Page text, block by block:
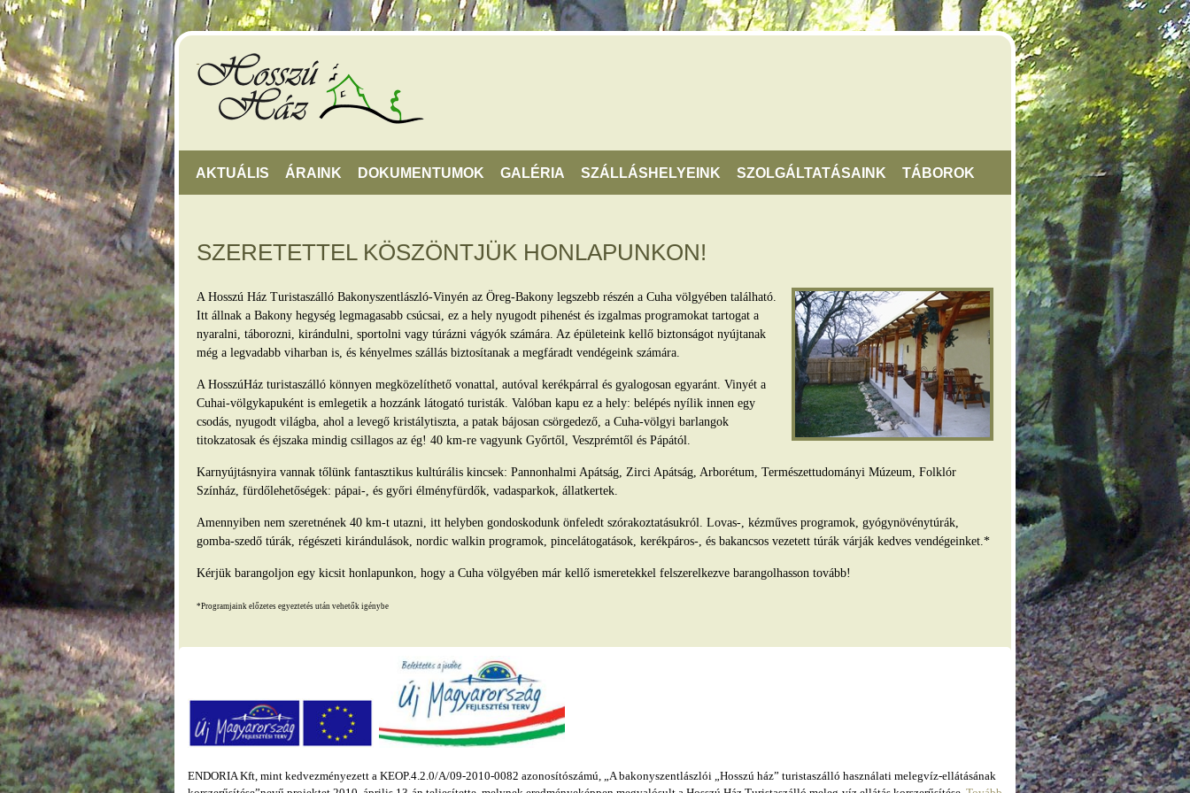
AKTUÁLIS ÁRAINK DOKUMENTUMOK GALÉRIA SZÁLLÁSHELYEINK SZOLGÁLTATÁSAINK TÁBOROK
SZERETETTEL KÖSZÖNTJÜK HONLAPUNKON!
A Hosszú Ház Turistaszálló Bakonyszentlászló-Vinyén az Öreg-Bakony legszebb részén a Cuha völgyében található.
Itt állnak a Bakony hegység legmagasabb csúcsai, ez a hely nyugodt pihenést és izgalmas programokat tartogat a
nyaralni, táborozni, kirándulni, sportolni vagy túrázni vágyók számára. Az épületeink kellő biztonságot nyújtanak
még a legvadabb viharban is, és kényelmes szállás biztosítanak a megfáradt vendégeink számára.
A HosszúHáz turistaszálló könnyen megközelíthető vonattal, autóval kerékpárral és gyalogosan egyaránt. Vinyét a
Cuhai-völgykapuként is emlegetik a hozzánk látogató turisták. Valóban kapu ez a hely: belépés nyílik innen egy
csodás, nyugodt világba, ahol a levegő kristálytiszta, a patak bájosan csörgedező, a Cuha-völgyi barlangok
titokzatosak és éjszaka mindig csillagos az ég! 40 km-re vagyunk Győrtől, Veszprémtől és Pápától.
Karnyújtásnyira vannak tőlünk fantasztikus kultúrális kincsek: Pannonhalmi Apátság, Zirci Apátság, Arborétum, Természettudományi Múzeum, Folklór
Színház, fürdőlehetőségek: pápai-, és győri élményfürdők, vadasparkok, állatkertek.
Amennyiben nem szeretnének 40 km-t utazni, itt helyben gondoskodunk önfeledt szórakoztatásukról. Lovas-, kézműves programok, gyógynövénytúrák,
gomba-szedő túrák, régészeti kirándulások, nordic walkin programok, pincelátogatások, kerékpáros-, és bakancsos vezetett túrák várják kedves vendégeinket.*
Kérjük barangoljon egy kicsit honlapunkon, hogy a Cuha völgyében már kellő ismeretekkel felszerelkezve barangolhasson tovább!
*Programjaink előzetes egyeztetés után vehetők igénybe
ENDORIA Kft, mint kedvezményezett a KEOP.4.2.0/A/09-2010-0082 azonosítószámú, „A bakonyszentlászlói „Hosszú ház” turistaszálló használati melegvíz-ellátásának